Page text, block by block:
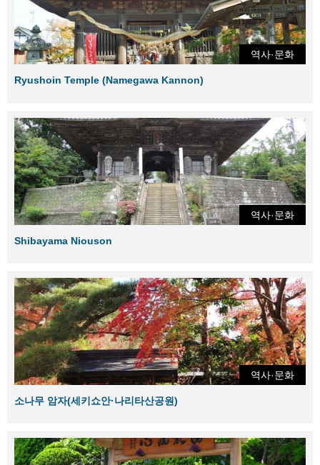
역사·문화
Ryushoin Temple (Namegawa Kannon)
역사·문화
Shibayama Niouson
역사·문화
소나무 암자(세키쇼안·나리타산공원)